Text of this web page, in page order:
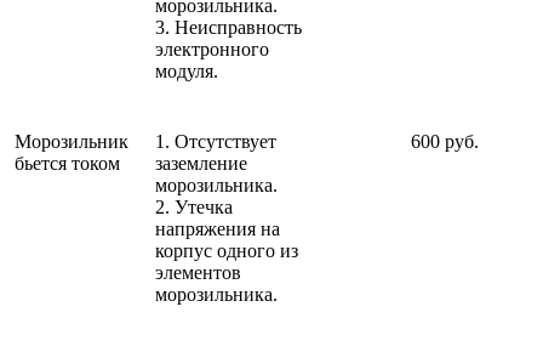
морозильника.
3. Неисправность
электронного
модуля.
Морозильник
бьется током
1. Отсутствует
заземление
морозильника.
2. Утечка
напряжения на
корпус одного из
элементов
морозильника.
600 руб.